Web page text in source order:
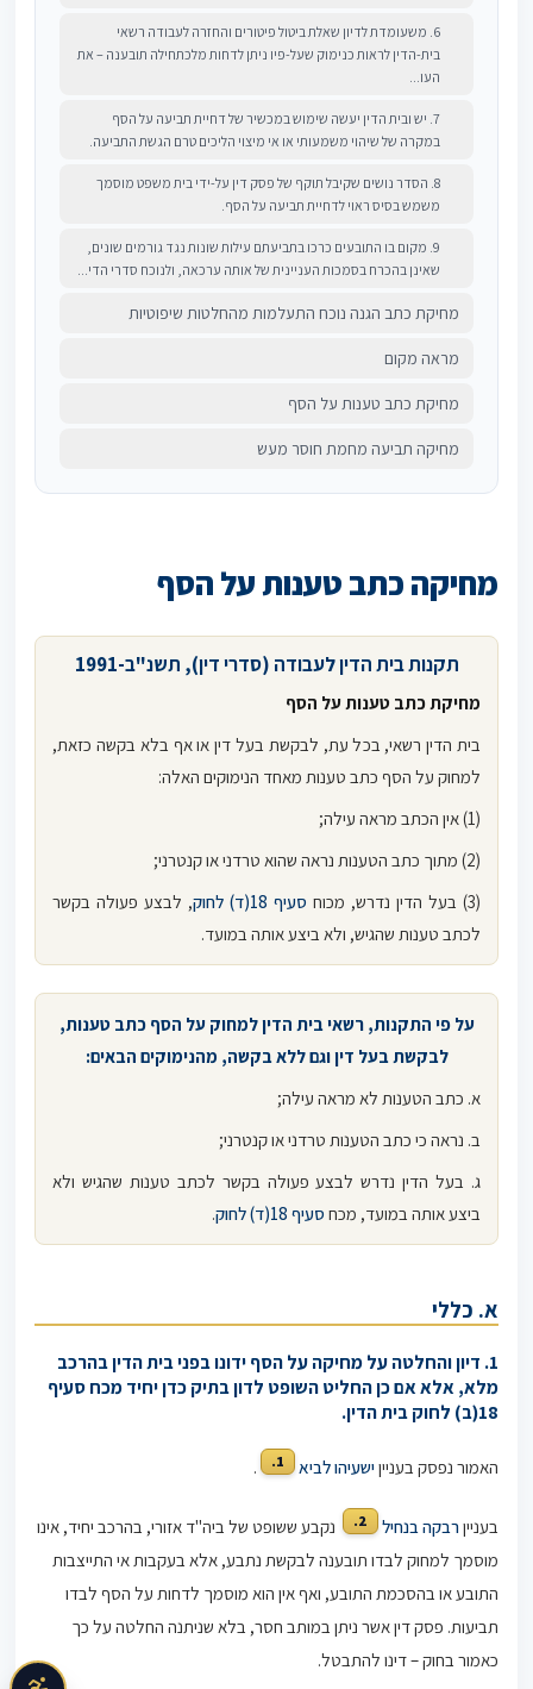
6. משעומדת לדיון שאלת ביטול פיטורים והחזרה לעבודה רשאי
בית-הדין לראות כנימוק שעל-פיו ניתן לדחות מלכתחילה תובענה – את
העו...
7. יש ובית הדין יעשה שימוש במכשיר של דחיית תביעה על הסף
במקרה של שיהוי משמעותי או אי מיצוי הליכים טרם הגשת התביעה.
8. הסדר נושים שקיבל תוקף של פסק דין על-ידי בית משפט מוסמך
משמש בסיס ראוי לדחיית תביעה על הסף.
9. מקום בו התובעים כרכו בתביעתם עילות שונות נגד גורמים שונים,
שאינן בהכרח בסמכות העניינית של אותה ערכאה, ולנוכח סדרי הדי...
מחיקת כתב הגנה נוכח התעלמות מהחלטות שיפוטיות
מראה מקום
מחיקת כתב טענות על הסף
מחיקה תביעה מחמת חוסר מעש
מחיקה כתב טענות על הסף
תקנות בית הדין לעבודה (סדרי דין), תשנ"ב-1991
מחיקת כתב טענות על הסף
בית הדין רשאי, בכל עת, לבקשת בעל דין או אף בלא בקשה כזאת,
למחוק על הסף כתב טענות מאחד הנימוקים האלה:
(1) אין הכתב מראה עילה;
(2) מתוך כתב הטענות נראה שהוא טרדני או קנטרני;
(3) בעל הדין נדרש, מכוח
סעיף 18(ד) לחוק
, לבצע פעולה בקשר
לכתב טענות שהגיש, ולא ביצע אותה במועד.
על פי התקנות, רשאי בית הדין למחוק על הסף כתב טענות,
לבקשת בעל דין וגם ללא בקשה, מהנימוקים הבאים:
א. כתב הטענות לא מראה עילה;
ב. נראה כי כתב הטענות טרדני או קנטרני;
ג. בעל הדין נדרש לבצע פעולה בקשר לכתב טענות שהגיש ולא
ביצע אותה במועד, מכח סעיף 18(ד) לחוק .
א. כללי
1. דיון והחלטה על מחיקה על הסף ידונו בפני בית הדין בהרכב
מלא, אלא אם כן החליט השופט לדון בתיק כדן יחיד מכחסעיף
18(ב) לחוק בית הדין
.
האמור נפסק בענייןישעיהו לביא 1.
.
בענייןרבקה בנחיל 2.
נקבע ששופט של ביה"ד אזורי, בהרכב יחיד, אינו
מוסמך למחוק לבדו תובענה לבקשת נתבע, אלא בעקבות אי התייצבות
התובע או בהסכמת התובע, ואף אין הוא מוסמך לדחות על הסף לבדו
תביעות. פסק דין אשר ניתן במותב חסר, בלא שניתנה החלטה על כך
כאמור בחוק – דינו להתבטל.